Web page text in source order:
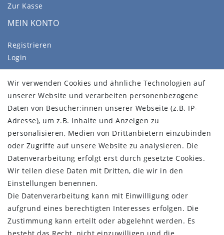
Zur Kasse
MEIN KONTO
Registrieren
Login
Wür über uns
FAQ
Impressum
Daten­schutz­erklärung
AGB
Barrierefreiheitserklärung
Kontakt
Vertrag widerrufen
STAY CONNECTED
Wir verwenden Cookies und ähnliche Technologien auf
unserer Website und verarbeiten personenbezogene
Daten von Besucher:innen unserer Webseite (z.B. IP-
Adresse), um z.B. Inhalte und Anzeigen zu
personalisieren, Medien von Drittanbietern einzubinden
oder Zugriffe auf unsere Website zu analysieren. Die
Datenverarbeitung erfolgt erst durch gesetzte Cookies.
Wir teilen diese Daten mit Dritten, die wir in den
Einstellungen benennen.
Die Datenverarbeitung kann mit Einwilligung oder
aufgrund eines berechtigten Interesses erfolgen. Die
Zustimmung kann erteilt oder abgelehnt werden. Es